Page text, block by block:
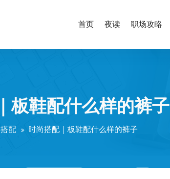
首页 夜读 职场攻略
板鞋配什么样的裤子
配 时尚搭配｜板鞋配什么样的裤子